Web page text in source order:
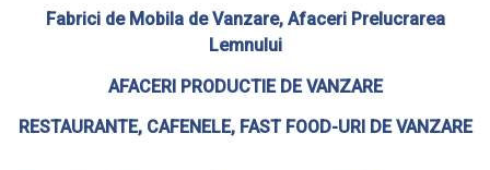
Fabrici de Mobila de Vanzare, Afaceri Prelucrarea
Lemnului
AFACERI PRODUCTIE DE VANZARE
RESTAURANTE, CAFENELE, FAST FOOD-URI DE VANZARE